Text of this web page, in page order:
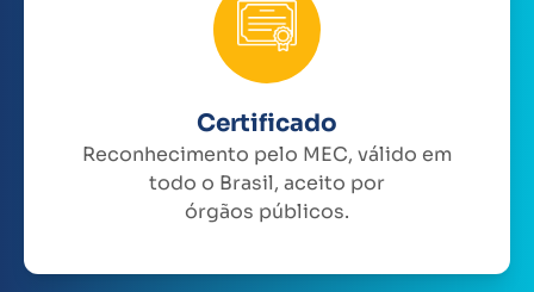
Certificado
Reconhecimento pelo MEC, válido em
todo o Brasil, aceito por
órgãos públicos.